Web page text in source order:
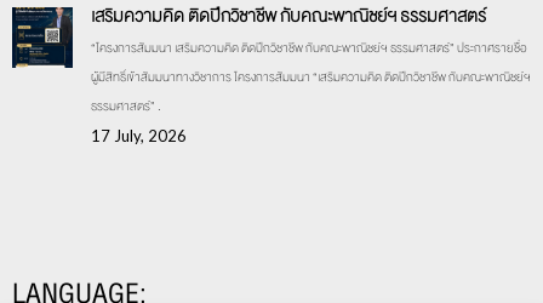
เสริมความคิด ติดปีกวิชาชีพ กับคณะพาณิชย์ฯ ธรรมศาสตร์
“โครงการสัมมนา เสริมความคิด ติดปีกวิชาชีพ กับคณะพาณิชย์ฯ ธรรมศาสตร์” ประกาศรายชื่อ
ผู้มีสิทธิ์เข้าสัมมนาทางวิชาการ โครงการสัมมนา “เสริมความคิด ติดปีกวิชาชีพ กับคณะพาณิชย์ฯ
ธรรมศาสตร์” .
17 July, 2026